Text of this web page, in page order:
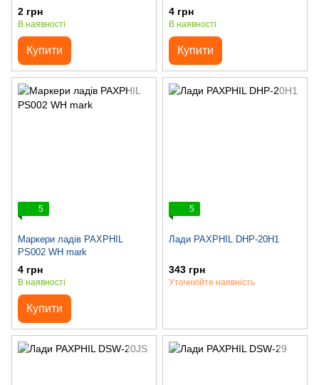
2 грн
В наявності
Купити
4 грн
В наявності
Купити
5
Маркери ладів PAXPHIL
PS002 WH mark
4 грн
В наявності
Купити
5
Лади PAXPHIL DHP-20H1
343 грн
Уточнюйте наявність